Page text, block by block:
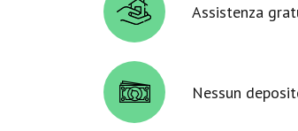
Assistenza
Nessun